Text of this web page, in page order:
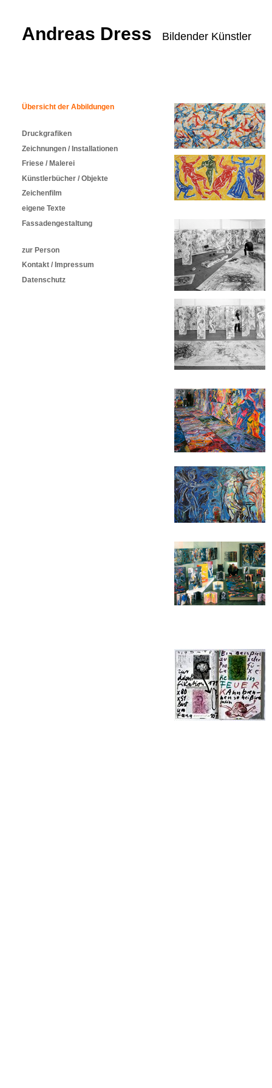
Andreas Dress Bildender Künstler
Übersicht der Abbildungen
Druckgrafiken
Zeichnungen / Installationen
Friese / Malerei
Künstlerbücher / Objekte
Zeichenfilm
eigene Texte
Fassadengestaltung
zur Person
Kontakt / Impressum
Datenschutz